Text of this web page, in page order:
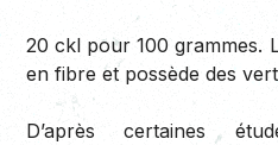
20 ckl pour 100 grammes.
en fibre et possède des
D’après certaines